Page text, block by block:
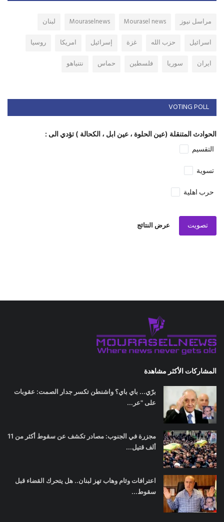
مراسل نيوز Mourasel news
Mouraselnews
لبنان
اسرائيل
حزب الله غزة إسرائيل امريكا
روسيا
ايران
سوريا فلسطين حماس نتنياهو
VOTING POLL
الحوادث المتنقلة (عين الحلوة ، عين ابل ، الكحالة ) تؤدي الى :
التقسيم
تسوية
حرب اهلية
تصويت عرض النتائج
المشاركات الأكثر مشاهدة
برّي... باي باي؟ واشنطن تكسر جدار الصمت: عقوبات
على "عر...
مجزرة في الجنوب: مصادر تكشف عن سقوط أكثر من 11
ألف قتيل...
اعترافات وئام وهاب تهز لبنان.. هل يتحرك القضاء قبل
سقوط...